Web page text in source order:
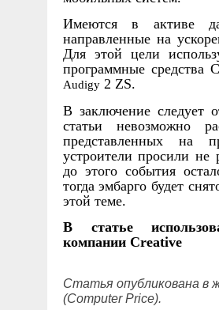
Имеются в активе
направленные на
Для этой цели
программные средства
Audigy2 ZS.
В заключение следует
статьи невозможно
представленных на
устроители просили не
до этого события
тогда эмбарго будет
этой теме.
В статье
компании Creative
Статья опубликована в
(Computer Price).